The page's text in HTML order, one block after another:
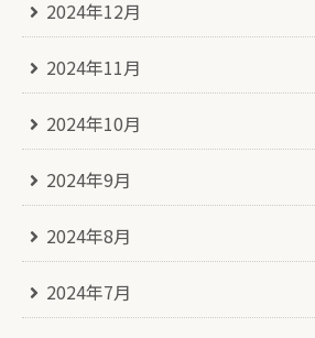
2024年12月
2024年11月
2024年10月
2024年9月
2024年8月
2024年7月